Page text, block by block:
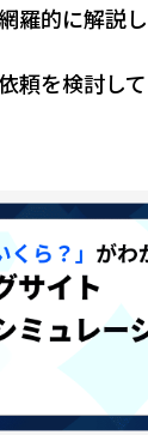
羅的に解説し
頼を検討し